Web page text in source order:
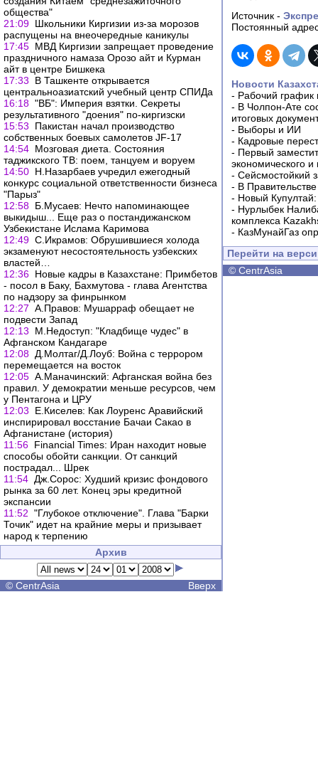
общества"
21:09 Школьники Киргизии из-за морозов
распущены на внеочередные каникулы
17:45 МВД Киргизии запрещает проведение
праздничного намаза Орозо айт и Курман
айт в центре Бишкека
17:33
В Ташкенте открывается
центральноазиатский учебный центр СПИДа
16:18 "ВБ": Империя взятки. Секреты
результативного "доения" по-киргизски
15:53
Пакистан начал производство
собственных боевых самолетов JF-17
14:54 Мозговая диета. Состояния
таджикского ТВ: поем, танцуем и воруем
14:50 Н.Назарбаев учредил ежегодный
конкурс социальной ответственности бизнеса
"Парыз"
12:58 Б.Мусаев: Нечто напоминающее
выкидыш... Еще раз о постандижанском
Узбекистане Ислама Каримова
12:49 С.Икрамов: Обрушившиеся холода
экзаменуют несостоятельность узбекских
властей…
12:36 Новые кадры в Казахстане: Примбетов
- посол в Баку, Бахмутова - глава Агентства
по надзору за финрынком
12:27 А.Правов: Мушарраф обещает не
подвести Запад
12:13
М.Недоступ: "Кладбище чудес" в
Афганском Кандагаре
12:08 Д.Молтаг/Д.Лоуб: Война с террором
перемещается на восток
12:05 А.Маначинский: Афганская война без
правил. У демократии меньше ресурсов, чем
у Пентагона и ЦРУ
12:03
Е.Киселев: Как Лоуренс Аравийский
инспирировал восстание Бачаи Сакао в
Афганистане (история)
11:56 Financial Times: Иран находит новые
способы обойти санкции. От санкций
пострадал... Шрек
11:54 Дж.Сорос: Худший кризис фондового
рынка за 60 лет. Конец эры кредитной
экспансии
11:52 "Глубокое отключение". Глава "Барки
Точик" идет на крайние меры и призывает
народ к терпению
Архив
© CentrAsia Вверх
Источник -
Постоянный
Новости
- Рабочий график
- В Чолпон-Ате
итоговых
- Выборы и ИИ
- Кадровые
- Первый
экономического
- Сейсмостойкий
- В
- Новый
- Нурлыбек
комплекса
- КазМунайГаз
Перейти на
© CentrAsia